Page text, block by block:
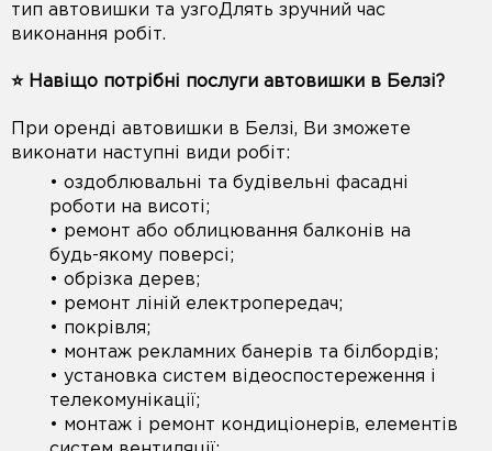
тип автовишки та узгоДлять зручний час
виконання робіт.
⭐️ Навіщо потрібні послуги автовишки в Белзі?
При оренді автовишки в Белзі, Ви зможете
виконати наступні види робіт:
• оздоблювальні та будівельні фасадні
роботи на висоті;
• ремонт або облицювання балконів на
будь-якому поверсі;
• обрізка дерев;
• ремонт ліній електропередач;
• покрівля;
• монтаж рекламних банерів та білбордів;
• установка систем відеоспостереження і
телекомунікації;
• монтаж і ремонт кондиціонерів, елементів